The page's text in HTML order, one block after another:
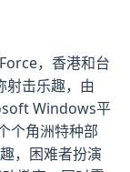
，香港和台
射击乐趣，由
Windows平
个角洲特种部
，困难者扮演